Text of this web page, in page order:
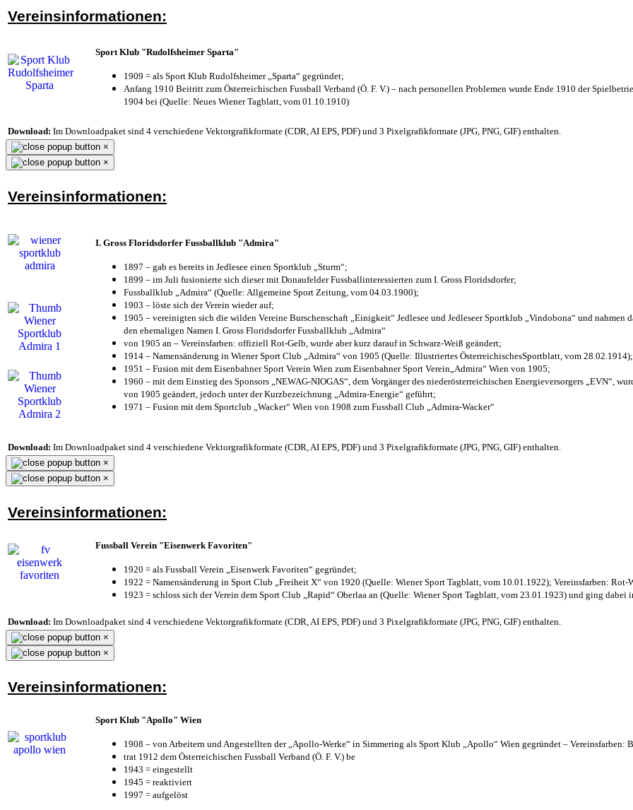
Vereinsinformationen:
Sport Klub "Rudolfsheimer Sparta"
1909 = als Sport Klub Rudolfsheimer „Sparta“ gegründet;
Anfang 1910 Beitritt zum Österreichischen Fussball Verband (Ö. F. V.) – nach personellen Problemen wurde Ende 1910 der
1904 bei (Quelle: Neues Wiener Tagblatt, vom 01.10.1910)
Download: Im Downloadpaket sind 4 verschiedene Vektorgrafikformate (CDR, AI EPS, PDF) und 3 Pixelgrafikformate (JPG, PNG, GIF) enthalten.
×
×
Vereinsinformationen:
I. Gross Floridsdorfer Fussballklub "Admira"
1897 – gab es bereits in Jedlesee einen Sportklub „Sturm“;
1899 – im Juli fusionierte sich dieser mit Donaufelder Fussballinteressierten zum I. Gross Floridsdorfer;
Fussballklub „Admira“ (Quelle: Allgemeine Sport Zeitung, vom 04.03.1900);
1903 – löste sich der Verein wieder auf;
1905 – vereinigten sich die wilden Vereine Burschenschaft „Einigkeit“ Jedlesee und Jedleseer Sportklub „Vindobona“ und nahmen
den ehemaligen Namen I. Gross Floridsdorfer Fussballklub „Admira“
von 1905 an – Vereinsfarben: offiziell Rot-Gelb, wurde aber kurz darauf in Schwarz-Weiß geändert;
1914 – Namensänderung in Wiener Sport Club „Admira“ von 1905 (Quelle: Illustriertes ÖsterreichischesSportblatt, vom 28.02.1914);
1951 – Fusion mit dem Eisenbahner Sport Verein Wien zum Eisenbahner Sport Verein„Admira“ Wien von 1905;
1960 – mit dem Einstieg des Sponsors „NEWAG-NIOGAS“, dem Vorgänger des niederösterreichischen Energieversorgers „EVN“,
von 1905 geändert, jedoch unter der Kurzbezeichnung „Admira-Energie“ geführt;
1971 – Fusion mit dem Sportclub „Wacker“ Wien von 1908 zum Fussball Club „Admira-Wacker“
Download: Im Downloadpaket sind 4 verschiedene Vektorgrafikformate (CDR, AI EPS, PDF) und 3 Pixelgrafikformate (JPG, PNG, GIF) enthalten.
×
×
Vereinsinformationen:
Fussball Verein "Eisenwerk Favoriten"
1920 = als Fussball Verein „Eisenwerk Favoriten“ gegründet;
1922 = Namensänderung in Sport Club „Freiheit X“ von 1920 (Quelle: Wiener Sport Tagblatt, vom 10.01.1922); Vereinsfarben: Rot-
1923 = schloss sich der Verein dem Sport Club „Rapid“ Oberlaa an (Quelle: Wiener Sport Tagblatt, vom 23.01.1923) und ging dabei
Download: Im Downloadpaket sind 4 verschiedene Vektorgrafikformate (CDR, AI EPS, PDF) und 3 Pixelgrafikformate (JPG, PNG, GIF) enthalten.
×
×
Vereinsinformationen:
Sport Klub "Apollo" Wien
1908 – von Arbeitern und Angestellten der „Apollo-Werke“ in Simmering als Sport Klub „Apollo“ Wien gegründet – Vereinsfarben:
trat 1912 dem Österreichischen Fussball Verband (Ö. F. V.) be
1943 = eingestellt
1945 = reaktiviert
1997 = aufgelöst